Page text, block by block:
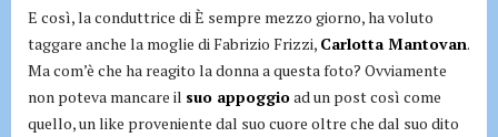
E così, la conduttrice di È sempre mezzo giorno, ha voluto
taggare anche la moglie di Fabrizio Frizzi, Carlotta Mantovan.
Ma com’è che ha reagito la donna a questa foto? Ovviamente
non poteva mancare il suo appoggioad un post così come
quello, un like proveniente dal suo cuore oltre che dal suo dito